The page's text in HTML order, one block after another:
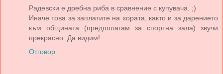
Радевски е дребна риба в сравнение с купувача. ;)
Иначе това за заплатите на хората, както и за дарението
към общината (предполагам за спортна зала) звучи
прекрасно. Да видим!
Отговор